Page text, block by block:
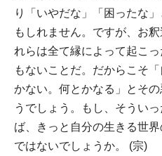
り「いやだな」「困ったな
もしれません。ですが、お
れらは全て縁によって起こ
もないことだ。だからこそ
かない。何とかなる」とそ
うでしょう。もし、そうい
ば、きっと自分の生きる世
ではないでしょうか。 (宗)